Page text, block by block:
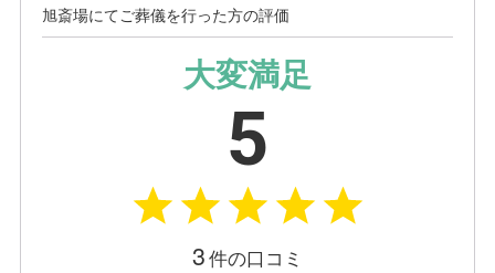
旭斎場にてご葬儀を行った方の評価
大変満足
5
3件の口コミ